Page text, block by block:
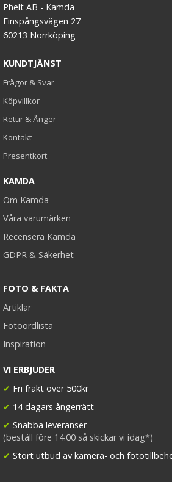
Phelt AB - Kamda
Finspångsvägen 27
60213 Norrköping
KUNDTJÄNST
Frågor & Svar
Köpvillkor
Retur & Ånger
Kontakt
Presentkort
KAMDA
Om Kamda
Våra varumärken
Recensera Kamda
GDPR & Säkerhet
FOTO & FAKTA
Artiklar
Fotoordlista
Inspiration
VI ERBJUDER
✔ Fri frakt över 500kr
✔ 14 dagars ångerrätt
✔ Snabba leveranser
(beställ före 14:00 så skickar vi idag*)
✔ Stort utbud av kamera- och